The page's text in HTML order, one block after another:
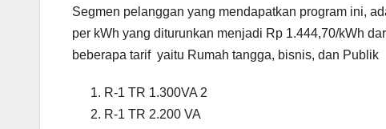
Segmen pelanggan yang mendapatkan program ini,
per kWh yang diturunkan menjadi Rp 1.444,70/kWh
beberapa tarif yaitu Rumah tangga, bisnis, dan Publik
R-1 TR 1.300VA 2
R-1 TR 2.200 VA